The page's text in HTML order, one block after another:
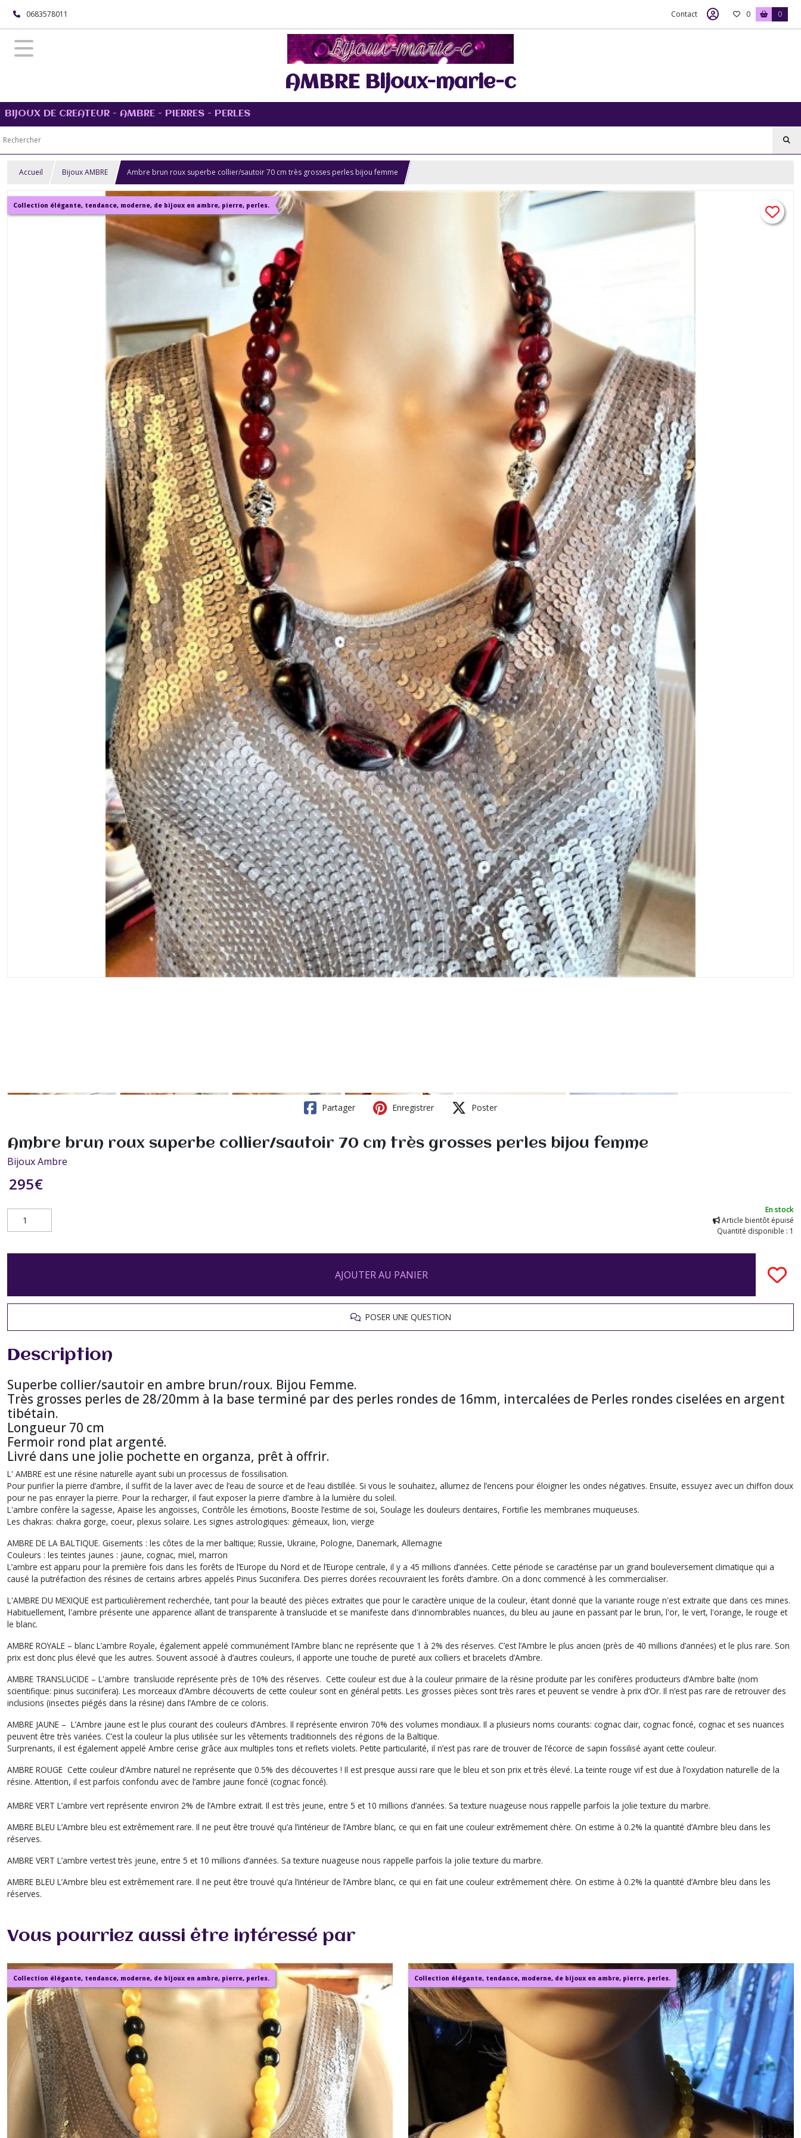
0683578011 Contact 0 0
AMBRE Bijoux-marie-c
BIJOUX DE CREATEUR - AMBRE - PIERRES - PERLES
Accueil Bijoux AMBRE Ambre brun roux superbe collier/sautoir 70 cm très grosses perles bijou femme
Collection élégante, tendance, moderne, de bijoux en ambre, pierre, perles.
Partager Enregistrer Poster
Ambre brun roux superbe collier/sautoir 70 cm très grosses perles bijou femme
Bijoux Ambre
295€
En stock
Article bientôt épuisé
Quantité disponible : 1
AJOUTER AU PANIER
POSER UNE QUESTION
Description
Superbe collier/sautoir en ambre brun/roux. Bijou Femme.
Très grosses perles de 28/20mm à la base terminé par des perles rondes de 16mm, intercalées de Perles rondes ciselées en argent
tibétain.
Longueur 70 cm
Fermoir rond plat argenté.
Livré dans une jolie pochette en organza, prêt à offrir.
L' AMBRE est une résine naturelle ayant subi un processus de fossilisation.
Pour purifier la pierre d’ambre, il suffit de la laver avec de l’eau de source et de l’eau distillée. Si vous le souhaitez, allumez de l’encens pour éloigner les ondes négatives. Ensuite, essuyez avec un chiffon doux
pour ne pas enrayer la pierre. Pour la recharger, il faut exposer la pierre d’ambre à la lumière du soleil.
L'ambre confère la sagesse, Apaise les angoisses, Contrôle les émotions, Booste l’estime de soi, Soulage les douleurs dentaires, Fortifie les membranes muqueuses.
Les chakras: chakra gorge, coeur, plexus solaire. Les signes astrologiques: gémeaux, lion, vierge
AMBRE DE LA BALTIQUE. Gisements : les côtes de la mer baltique; Russie, Ukraine, Pologne, Danemark, Allemagne
Couleurs : les teintes jaunes : jaune, cognac, miel, marron
L’ambre est apparu pour la première fois dans les forêts de l’Europe du Nord et de l’Europe centrale, il y a 45 millions d’années. Cette période se caractérise par un grand bouleversement climatique qui a
causé la putréfaction des résines de certains arbres appelés Pinus Succinifera. Des pierres dorées recouvraient les forêts d’ambre. On a donc commencé à les commercialiser.
L'AMBRE DU MEXIQUE est particulièrement recherchée, tant pour la beauté des pièces extraites que pour le caractère unique de la couleur, étant donné que la variante rouge n'est extraite que dans ces mines.
Habituellement, l'ambre présente une apparence allant de transparente à translucide et se manifeste dans d'innombrables nuances, du bleu au jaune en passant par le brun, l'or, le vert, l'orange, le rouge et
le blanc.
AMBRE ROYALE – blanc L’ambre Royale, également appelé communément l’Ambre blanc ne représente que 1 à 2% des réserves. C’est l’Ambre le plus ancien (près de 40 millions d’années) et le plus rare. Son
prix est donc plus élevé que les autres. Souvent associé à d’autres couleurs, il apporte une touche de pureté aux colliers et bracelets d’Ambre.
AMBRE TRANSLUCIDE – L'ambre translucide représente près de 10% des réserves. Cette couleur est due à la couleur primaire de la résine produite par les conifères producteurs d’Ambre balte (nom
scientifique: pinus succinifera). Les morceaux d’Ambre découverts de cette couleur sont en général petits. Les grosses pièces sont très rares et peuvent se vendre à prix d’Or. Il n’est pas rare de retrouver des
inclusions (insectes piégés dans la résine) dans l’Ambre de ce coloris.
AMBRE JAUNE – L’Ambre jaune est le plus courant des couleurs d’Ambres. Il représente environ 70% des volumes mondiaux. Il a plusieurs noms courants: cognac clair, cognac foncé, cognac et ses nuances
peuvent être très variées. C’est la couleur la plus utilisée sur les vêtements traditionnels des régions de la Baltique.
Surprenants, il est également appelé Ambre cerise grâce aux multiples tons et reflets violets. Petite particularité, il n’est pas rare de trouver de l’écorce de sapin fossilisé ayant cette couleur.
AMBRE ROUGE Cette couleur d’Ambre naturel ne représente que 0.5% des découvertes ! Il est presque aussi rare que le bleu et son prix et très élevé. La teinte rouge vif est due à l’oxydation naturelle de la
résine. Attention, il est parfois confondu avec de l’ambre jaune foncé (cognac foncé).
AMBRE VERT L’ambre vert représente environ 2% de l’Ambre extrait. Il est très jeune, entre 5 et 10 millions d’années. Sa texture nuageuse nous rappelle parfois la jolie texture du marbre.
AMBRE BLEU L’Ambre bleu est extrêmement rare. Il ne peut être trouvé qu’a l’intérieur de l’Ambre blanc, ce qui en fait une couleur extrêmement chère. On estime à 0.2% la quantité d’Ambre bleu dans les
réserves.
AMBRE VERT L’ambre vertest très jeune, entre 5 et 10 millions d’années. Sa texture nuageuse nous rappelle parfois la jolie texture du marbre.
AMBRE BLEU L’Ambre bleu est extrêmement rare. Il ne peut être trouvé qu’a l’intérieur de l’Ambre blanc, ce qui en fait une couleur extrêmement chère. On estime à 0.2% la quantité d’Ambre bleu dans les
réserves.
Vous pourriez aussi être intéressé par
Collection élégante, tendance, moderne, de bijoux en ambre, pierre, perles. Collection élégante, tendance, moderne, de bijoux en ambre, pierre, perles.